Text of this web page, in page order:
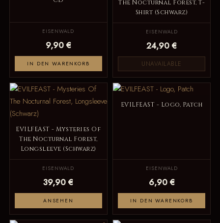
EISENWALD
9,90 €
IN DEN WARENKORB
The Nocturnal Forest, T-
Shirt (Schwarz)
EISENWALD
24,90 €
UNAVAILABLE
EVILFEAST - Mysteries Of
The Nocturnal Forest,
Longsleeve (Schwarz)
EISENWALD
39,90 €
ANSEHEN
EVILFEAST - Logo, Patch
EISENWALD
6,90 €
IN DEN WARENKORB